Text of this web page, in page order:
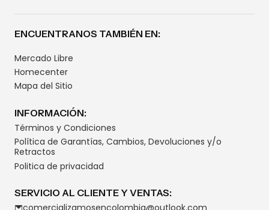
ENCUENTRANOS TAMBIÉN EN:
Mercado Libre
Homecenter
Mapa del Sitio
INFORMACIÓN:
Términos y Condiciones
Política de Garantías, Cambios, Devoluciones y/o
Retractos
Politica de privacidad
SERVICIO AL CLIENTE Y VENTAS:
comercializamosencolombia@outlook.com